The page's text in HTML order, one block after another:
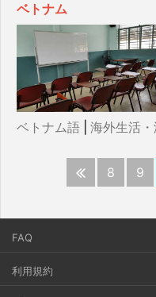
ベトナム
ベトナム語 海外生活
8 9
FAQ
利用規約